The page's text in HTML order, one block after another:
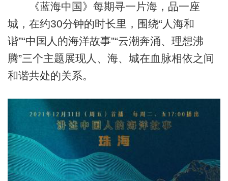
《蓝海中国》每期寻一片海，品一座
城，在约30分钟的时长里，围绕“人海和
谐”“中国人的海洋故事”“云潮奔涌、理想沸
腾”三个主题展现人、海、城在血脉相依之间
和谐共处的关系。